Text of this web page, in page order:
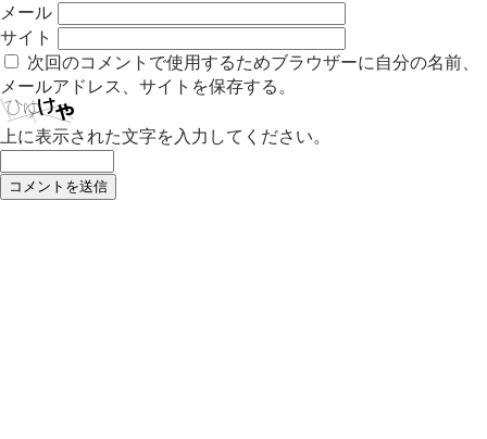
メール
サイト
次回のコメントで使用するためブラウザーに自分の名前、
メールアドレス、サイトを保存する。
上に表示された文字を入力してください。